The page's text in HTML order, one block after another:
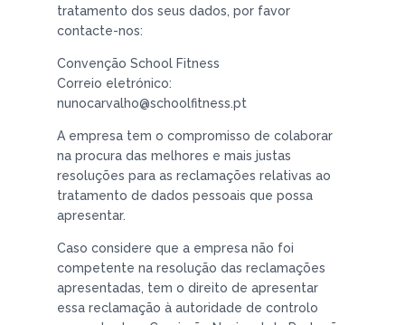
tratamento dos seus dados, por favor
contacte-nos:
Convenção School Fitness
Correio eletrónico:
nunocarvalho@schoolfitness.pt
A empresa tem o compromisso de colaborar
na procura das melhores e mais justas
resoluções para as reclamações relativas ao
tratamento de dados pessoais que possa
apresentar.
Caso considere que a empresa não foi
competente na resolução das reclamações
apresentadas, tem o direito de apresentar
essa reclamação à autoridade de controlo